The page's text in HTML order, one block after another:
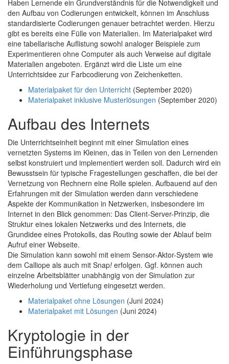
Haben Lernende ein Grundverständnis für die Notwendigkeit und
den Aufbau von Codierungen entwickelt, können im Anschluss
standardisierte Codierungen genauer betrachtet werden. Hierzu
gibt es bereits eine Fülle von Materialien. Im Materialpaket wird
eine tabellarische Auflistung sowohl analoger Beispiele zum
Experimentieren ohne Computer als auch Verweise auf digitale
Materialien angeboten. Ergänzt wird die Liste um eine
Unterrichtsidee zur Farbcodierung von Zeichenketten.
Materialpaket für den Unterricht (September 2020)
Materialpaket inklusive Musterlösungen (September 2020)
Aufbau des Internets
Die Unterrichtseinheit beginnt mit einer Simulation eines
vernetzten Systems im Kleinen, das in Teilen von den Lernenden
selbst konstruiert und implementiert werden soll. Dadurch wird ein
Bewusstsein für typische Fragestellungen geschaffen, die bei der
Vernetzung von Rechnern eine Rolle spielen. Aufbauend auf den
Erfahrungen mit der Simulation werden dann verschiedene
Aspekte der Kommunikation in Netzwerken, insbesondere im
Internet in den Blick genommen: Das Client-Server-Prinzip, die
Struktur eines lokalen Netzwerks und des Internets, die
Grundidee eines Protokolls, das Routing sowie der Ablauf beim
Aufruf einer Webseite.
Die Simulation kann sowohl mit einem Sensor-Aktor-System wie
dem Calliope als auch mit Snap! erfolgen. Ggf. können auch
einzelne Arbeitsblätter unabhängig von der Simulation zur
Wiederholung und Vertiefung eingesetzt werden.
Materialpaket ohne Lösungen (Juni 2024)
Materialpaket mit Lösungen (Juni 2024)
Kryptologie in der
Einführungsphase